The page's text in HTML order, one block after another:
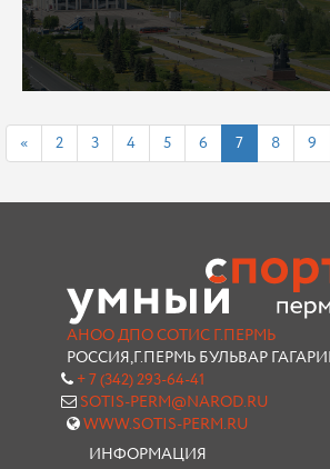
« 2 3 4 5 6 7 8 9
АНОО ДПО СОТИС Г.ПЕРМЬ
РОССИЯ,Г.ПЕРМЬ БУЛЬВАР
+ 7 (342) 293-64-41
SOTIS-PERM@NAROD.RU
WWW.SOTIS-PERM.RU
ИНФОРМАЦИЯ